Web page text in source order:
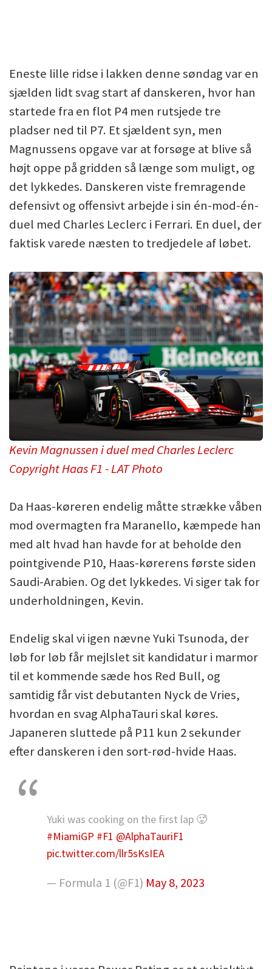
Eneste lille ridse i lakken denne søndag var en
sjælden lidt svag start af danskeren, hvor han
startede fra en flot P4 men rutsjede tre
pladser ned til P7. Et sjældent syn, men
Magnussens opgave var at forsøge at blive så
højt oppe på gridden så længe som muligt, og
det lykkedes. Danskeren viste fremragende
defensivt og offensivt arbejde i sin én-mod-én-
duel med Charles Leclerc i Ferrari. En duel, der
faktisk varede næsten to tredjedele af løbet.
Kevin Magnussen i duel med Charles Leclerc
Copyright Haas F1 - LAT Photo
Da Haas-køreren endelig måtte strække våben
mod overmagten fra Maranello, kæmpede han
med alt hvad han havde for at beholde den
pointgivende P10, Haas-kørerens første siden
Saudi-Arabien. Og det lykkedes. Vi siger tak for
underholdningen, Kevin.
Endelig skal vi igen nævne Yuki Tsunoda, der
løb for løb får mejlslet sit kandidatur i marmor
til et kommende sæde hos Red Bull, og
samtidig får vist debutanten Nyck de Vries,
hvordan en svag AlphaTauri skal køres.
Japaneren sluttede på P11 kun 2 sekunder
efter danskeren i den sort-rød-hvide Haas.
Yuki was cooking on the first lap 🥵
#MiamiGP #F1 @AlphaTauriF1
pic.twitter.com/llr5sKsIEA
— Formula 1 (@F1) May 8, 2023